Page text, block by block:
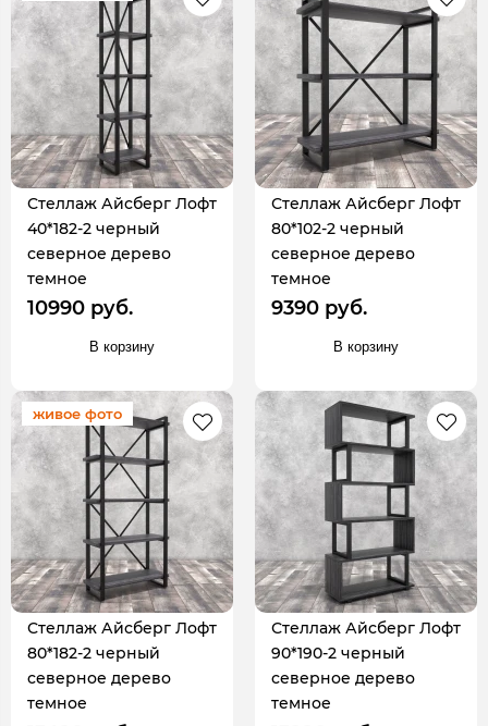
Стеллаж Айсберг Лофт
40*182-2 черный
северное дерево
темное
10990 руб.
В корзину
Стеллаж Айсберг Лофт
80*102-2 черный
северное дерево
темное
9390 руб.
В корзину
живое фото
Стеллаж Айсберг Лофт
80*182-2 черный
северное дерево
темное
Стеллаж Айсберг Лофт
90*190-2 черный
северное дерево
темное